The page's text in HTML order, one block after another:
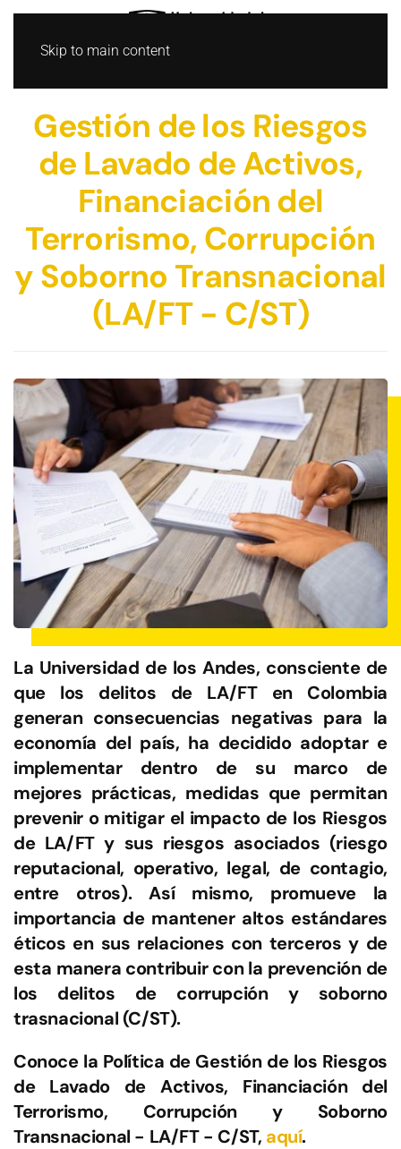
Skip to main content
Gestión de los Riesgos
de Lavado de Activos,
Financiación del
Terrorismo, Corrupción
y Soborno Transnacional
(LA/FT - C/ST)
La Universidad de los Andes, consciente de
que los delitos de LA/FT en Colombia
generan consecuencias negativas para la
economía del país, ha decidido adoptar e
implementar dentro de su marco de
mejores prácticas, medidas que permitan
prevenir o mitigar el impacto de los Riesgos
de LA/FT y sus riesgos asociados (riesgo
reputacional, operativo, legal, de contagio,
entre otros). Así mismo, promueve la
importancia de mantener altos estándares
éticos en sus relaciones con terceros y de
esta manera contribuir con la prevención de
los delitos de corrupción y soborno
trasnacional (C/ST).
Conoce la Política de Gestión de los Riesgos
de Lavado de Activos, Financiación del
Terrorismo, Corrupción y Soborno
Transnacional - LA/FT - C/ST, aquí.